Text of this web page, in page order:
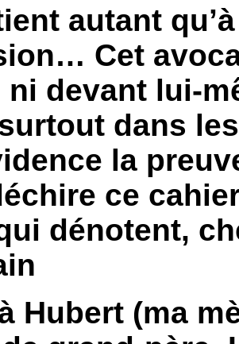
autant
Cet
ni devant lui-
dans
la
ce
dénotent,
Hubert (ma